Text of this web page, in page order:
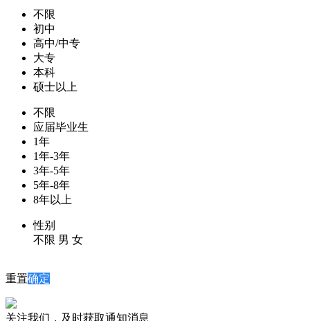
不限
初中
高中/中专
大专
本科
硕士以上
不限
应届毕业生
1年
1年-3年
3年-5年
5年-8年
8年以上
性别
不限 男 女
重置确定
关注我们，及时获取通知消息